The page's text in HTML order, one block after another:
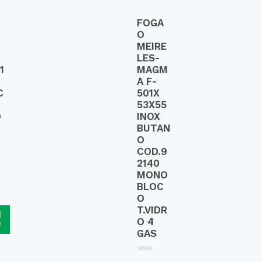
FOGA
O
MEIRE
LES-
MAGM
A F-
501X
53X55
INOX
BUTAN
O
COD.9
2140
MONO
BLOC
O
T.VIDR
O 4
GAS